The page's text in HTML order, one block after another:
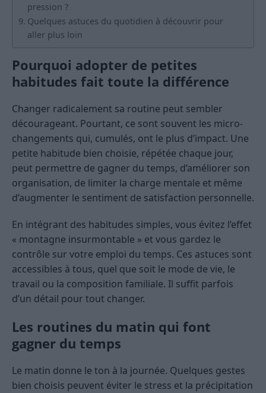
pression ?
Quelques astuces du quotidien à découvrir pour
aller plus loin
Pourquoi adopter de petites
habitudes fait toute la différence
Changer radicalement sa routine peut sembler
décourageant. Pourtant, ce sont souvent les micro-
changements qui, cumulés, ont le plus d’impact. Une
petite habitude bien choisie, répétée chaque jour,
peut permettre de gagner du temps, d’améliorer son
organisation, de limiter la charge mentale et même
d’augmenter le sentiment de satisfaction personnelle.
En intégrant des habitudes simples, vous évitez l’effet
« montagne insurmontable » et vous gardez le
contrôle sur votre emploi du temps. Ces astuces sont
accessibles à tous, quel que soit le mode de vie, le
travail ou la composition familiale. Il suffit parfois
d’un détail pour tout changer.
Les routines du matin qui font
gagner du temps
Le matin donne le ton à la journée. Quelques gestes
bien choisis peuvent éviter le stress et la précipitation